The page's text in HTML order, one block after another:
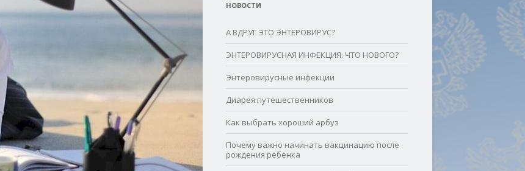
НОВОСТИ
А ВДРУГ ЭТО ЭНТЕРОВИРУС?
ЭНТЕРОВИРУСНАЯ ИНФЕКЦИЯ. ЧТО НОВОГО?
Энтеровирусные инфекции
Диарея путешественников
Как выбрать хороший арбуз
Почему важно начинать вакцинацию после
рождения ребенка